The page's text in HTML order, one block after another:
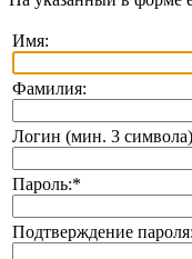
Имя:
Фамилия:
Логин (мин. 3
Пароль:*
Подтверждение пароля: